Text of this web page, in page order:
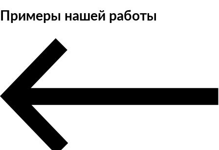
Примеры нашей работы